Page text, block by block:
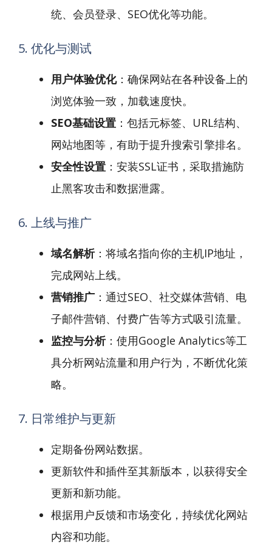
统、会员登录、SEO优化等功能。
5. 优化与测试
用户体验优化：确保网站在各种设备上的
浏览体验一致，加载速度快。
SEO基础设置 ：包括元标签、URL结构、
网站地图等，有助于提升搜索引擎排名。
安全性设置 ：安装SSL证书，采取措施防
止黑客攻击和数据泄露。
6. 上线与推广
域名解析：将域名指向你的主机IP地址，
完成网站上线。
营销推广 ：通过SEO、社交媒体营销、电
子邮件营销、付费广告等方式吸引流量。
监控与分析：使用Google Analytics等工
具分析网站流量和用户行为，不断优化策
略。
7. 日常维护与更新
定期备份网站数据。
更新软件和插件至其新版本，以获得安全
更新和新功能。
根据用户反馈和市场变化，持续优化网站
内容和功能。